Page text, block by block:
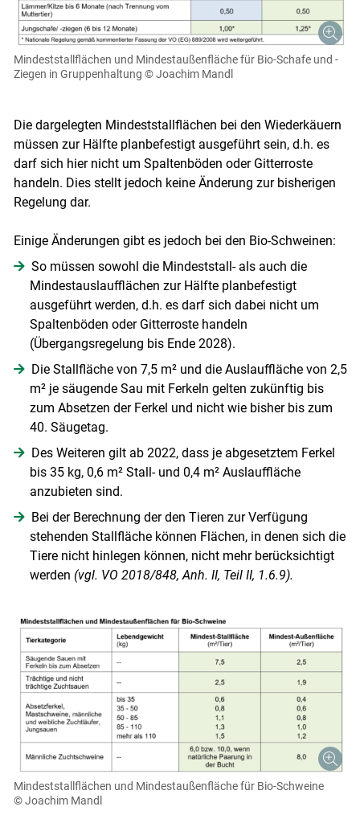
Mindeststallflächen und Mindestaußenfläche für Bio-Schafe und -
Ziegen in Gruppenhaltung © Joachim Mandl
Die dargelegten Mindeststallflächen bei den Wiederkäuern
müssen zur Hälfte planbefestigt ausgeführt sein, d.h. es
darf sich hier nicht um Spaltenböden oder Gitterroste
handeln. Dies stellt jedoch keine Änderung zur bisherigen
Regelung dar.
Einige Änderungen gibt es jedoch bei den Bio-Schweinen:
So müssen sowohl die Mindeststall- als auch die
Mindestauslaufflächen zur Hälfte planbefestigt
ausgeführt werden, d.h. es darf sich dabei nicht um
Spaltenböden oder Gitterroste handeln
(Übergangsregelung bis Ende 2028).
Die Stallfläche von 7,5 m² und die Auslauffläche von 2,5
m² je säugende Sau mit Ferkeln gelten zukünftig bis
zum Absetzen der Ferkel und nicht wie bisher bis zum
40. Säugetag.
Des Weiteren gilt ab 2022, dass je abgesetztem Ferkel
bis 35 kg, 0,6 m² Stall- und 0,4 m² Auslauffläche
anzubieten sind.
Bei der Berechnung der den Tieren zur Verfügung
stehenden Stallfläche können Flächen, in denen sich die
Tiere nicht hinlegen können, nicht mehr berücksichtigt
werden (vgl. VO 2018/848, Anh. II, Teil II, 1.6.9).
Mindeststallflächen und Mindestaußenfläche für Bio-Schweine
© Joachim Mandl